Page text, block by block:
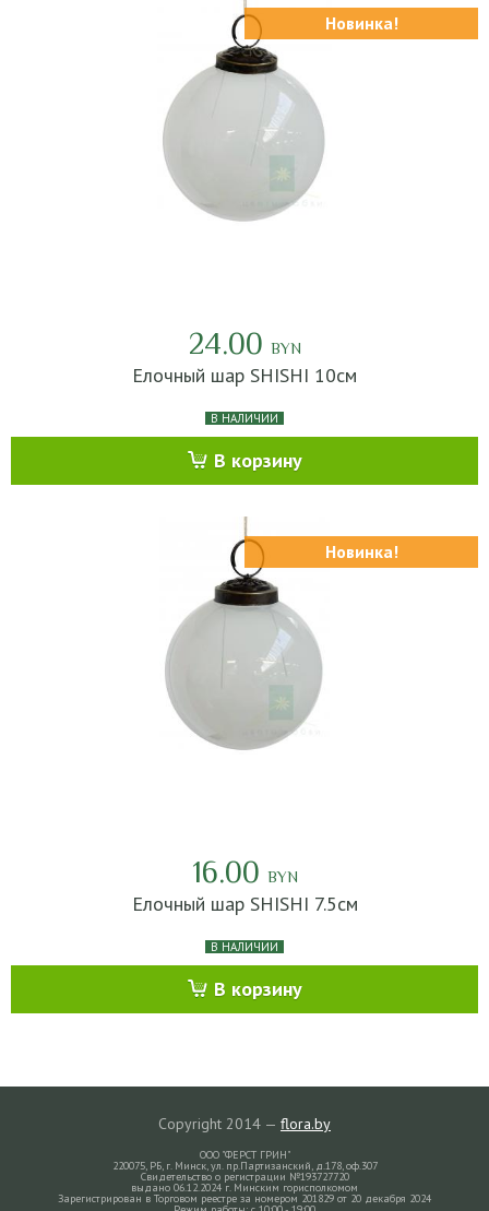
Новинка!
24.00 BYN
Елочный шар SHISHI 10см
В НАЛИЧИИ
В корзину
Новинка!
16.00 BYN
Елочный шар SHISHI 7.5см
В НАЛИЧИИ
В корзину
Copyright 2014 — flora.by
ООО "ФЕРСТ ГРИН"
220075, РБ, г. Минск, ул. пр.Партизанский, д.178, оф.307
Свидетельство о регистрации №193727720
выдано 06.12.2024 г. Минским горисполкомом
Зарегистрирован в Торговом реестре за номером 201829 от 20 декабря 2024